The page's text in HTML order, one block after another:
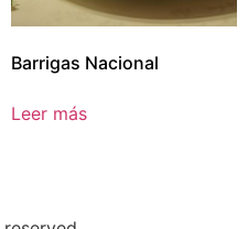
Barrigas Nacional
Leer más